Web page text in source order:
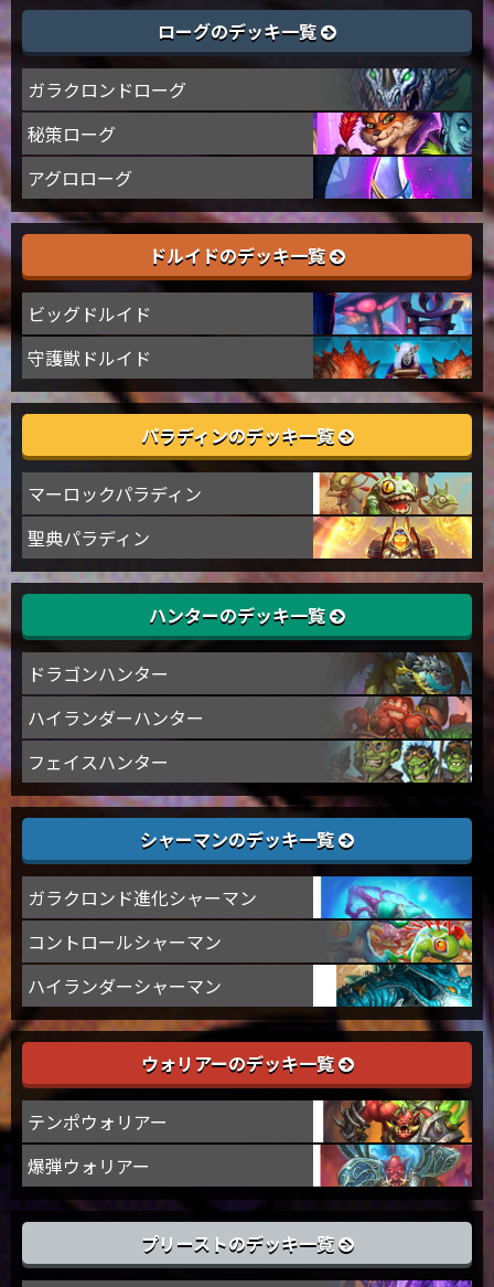
ローグのデッキ一覧
ガラクロンドローグ
秘策ローグ
アグロローグ
ドルイドのデッキ一覧
ビッグドルイド
守護獣ドルイド
パラディンのデッキ一覧
マーロックパラディン
聖典パラディン
ハンターのデッキ一覧
ドラゴンハンター
ハイランダーハンター
フェイスハンター
シャーマンのデッキ一覧
ガラクロンド進化シャーマン
コントロールシャーマン
ハイランダーシャーマン
ウォリアーのデッキ一覧
テンポウォリアー
爆弾ウォリアー
プリーストのデッキ一覧